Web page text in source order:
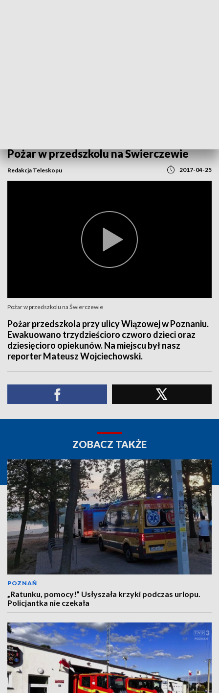
Pożar w przedszkolu na Świerczewie
Redakcja Teleskopu 2017-04-25
Pożar w przedszkolu na Świerczewie
Pożar przedszkola przy ulicy Wiązowej w Poznaniu.
Ewakuowano trzydzieścioro czworo dzieci oraz
dziesięcioro opiekunów. Na miejscu był nasz
reporter Mateusz Wojciechowski.
ZOBACZ TAKŻE
POZNAŃ
„Ratunku, pomocy!” Usłyszała krzyki podczas urlopu.
Policjantka nie czekała